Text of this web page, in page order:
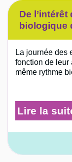
De
biologique
La journée des
fonction de leur
même rythme
Lire la